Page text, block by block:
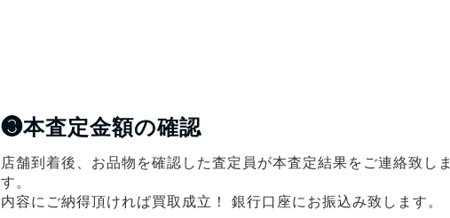
❸本査定金額の確認
店舗到着後、お品物を確認した査定員が本査定結果をご連絡致しま
す。
内容にご納得頂ければ買取成立！ 銀行口座にお振込み致します。